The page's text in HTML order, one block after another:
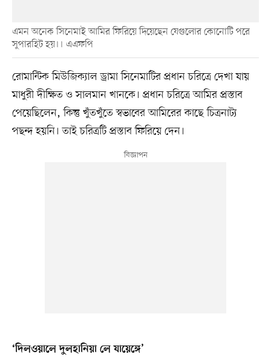
এমন অনেক সিনেমাই আমির ফিরিয়ে দিয়েছেন যেগুলোর কোনোটি পরে
সুপারহিট হয়।। এএফপি
রোমান্টিক মিউজিক্যাল ড্রামা সিনেমাটির প্রধান চরিত্রে দেখা যায়
মাধুরী দীক্ষিত ও সালমান খানকে। প্রধান চরিত্রে আমির প্রস্তাব
পেয়েছিলেন, কিন্তু খুঁতখুঁতে স্বভাবের আমিরের কাছে চিত্রনাট্য
পছন্দ হয়নি। তাই চরিত্রটি প্রস্তাব ফিরিয়ে দেন।
‘দিলওয়ালে দুলহানিয়া লে যায়েঙ্গে’